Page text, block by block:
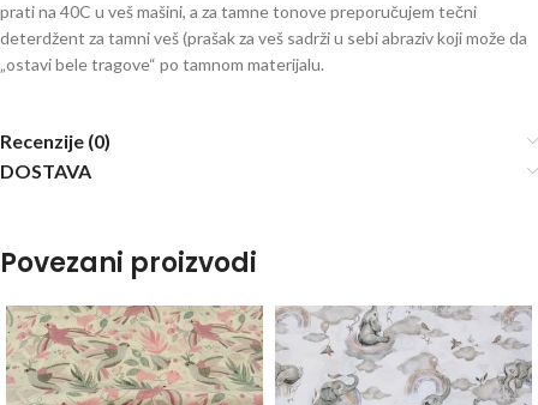
prati na 40C u veš mašini, a za tamne tonove preporučujem tečni
deterdžent za tamni veš (prašak za veš sadrži u sebi abraziv koji može da
„ostavi bele tragove“ po tamnom materijalu.
Recenzije (0)
DOSTAVA
Povezani proizvodi